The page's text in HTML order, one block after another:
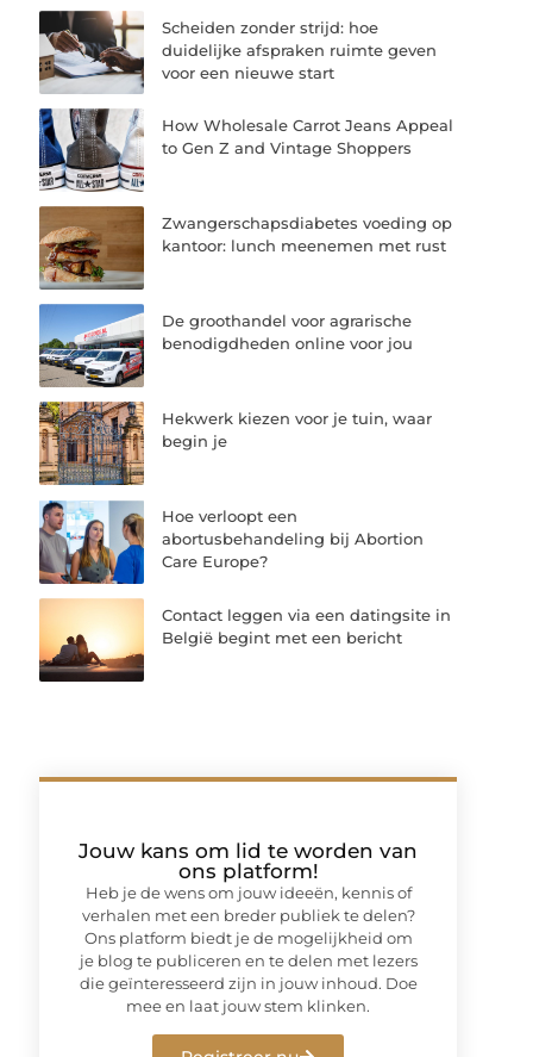
Scheiden zonder strijd: hoe
duidelijke afspraken ruimte geven
voor een nieuwe start
How Wholesale Carrot Jeans Appeal
to Gen Z and Vintage Shoppers
Zwangerschapsdiabetes voeding op
kantoor: lunch meenemen met rust
De groothandel voor agrarische
benodigdheden online voor jou
Hekwerk kiezen voor je tuin, waar
begin je
Hoe verloopt een
abortusbehandeling bij Abortion
Care Europe?
Contact leggen via een datingsite in
België begint met een bericht
Jouw kans om lid te worden van
ons platform!
Heb je de wens om jouw ideeën, kennis of
verhalen met een breder publiek te delen?
Ons platform biedt je de mogelijkheid om
je blog te publiceren en te delen met lezers
die geïnteresseerd zijn in jouw inhoud. Doe
mee en laat jouw stem klinken.